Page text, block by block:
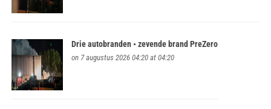
Drie autobranden • zevende brand PreZero
on 7 augustus 2026 04:20 at 04:20